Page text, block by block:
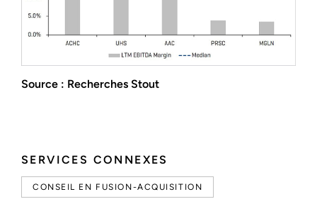
SERVICES CONNEXES
CONSEIL EN FUSION-ACQUISITION
Source : Recherches Stout